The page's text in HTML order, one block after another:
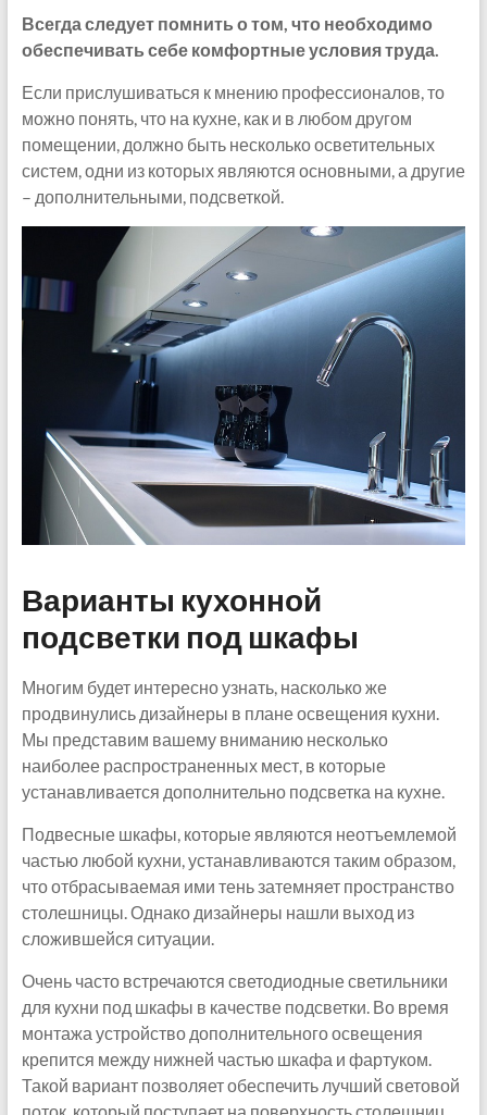
Всегда следует помнить о том, что необходимо
обеспечивать себе комфортные условия труда.
Если прислушиваться к мнению профессионалов, то
можно понять, что на кухне, как и в любом другом
помещении, должно быть несколько осветительных
систем, одни из которых являются основными, а другие
– дополнительными, подсветкой.
Варианты кухонной
подсветки под шкафы
Многим будет интересно узнать, насколько же
продвинулись дизайнеры в плане освещения кухни.
Мы представим вашему вниманию несколько
наиболее распространенных мест, в которые
устанавливается дополнительно подсветка на кухне.
Подвесные шкафы, которые являются неотъемлемой
частью любой кухни, устанавливаются таким образом,
что отбрасываемая ими тень затемняет пространство
столешницы. Однако дизайнеры нашли выход из
сложившейся ситуации.
Очень часто встречаются светодиодные светильники
для кухни под шкафы в качестве подсветки. Во время
монтажа устройство дополнительного освещения
крепится между нижней частью шкафа и фартуком.
Такой вариант позволяет обеспечить лучший световой